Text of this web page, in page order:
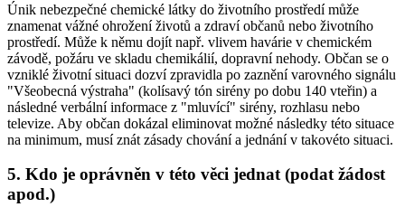
Únik nebezpečné chemické látky do životního prostředí může
znamenat vážné ohrožení životů a zdraví občanů nebo životního
prostředí. Může k němu dojít např. vlivem havárie v chemickém
závodě, požáru ve skladu chemikálií, dopravní nehody. Občan se o
vzniklé životní situaci dozví zpravidla po zaznění varovného signálu
"Všeobecná výstraha" (kolísavý tón sirény po dobu 140 vteřin) a
následné verbální informace z "mluvící" sirény, rozhlasu nebo
televize. Aby občan dokázal eliminovat možné následky této situace
na minimum, musí znát zásady chování a jednání v takovéto situaci.
5. Kdo je oprávněn v této věci jednat (podat žádost
apod.)